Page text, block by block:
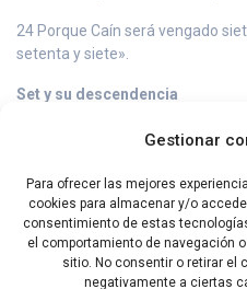
Gestionar
Para ofrecer las mejores
cookies para almacenar y/o
consentimiento de estas
el comportamiento de navegación
sitio. No consentir o retirar el
negativamente a ciertas
24 Porque Caín será vengado
setenta y siete».
Set y su descendencia
25 Adán se unió a su mujer, y
de Abel, porque Caín lo mató».
26 También Set tuvo un hijo, al
cuando se comenzó a invocar el